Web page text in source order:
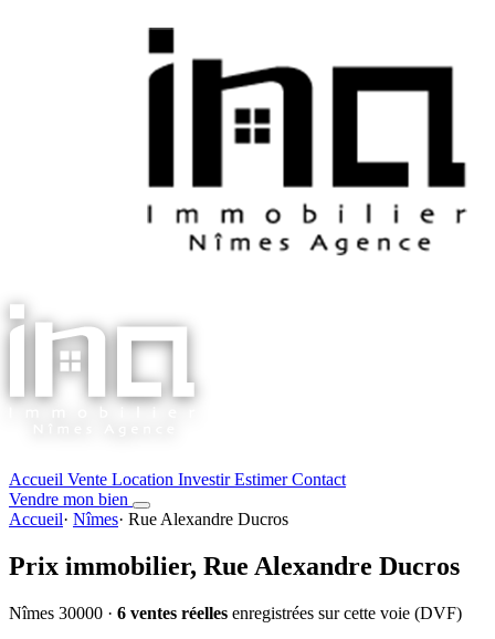
Accueil Vente Location InvestirEstimerContact
Vendre mon bien
Accueil· Nîmes· Rue Alexandre Ducros
Prix immobilier, Rue Alexandre Ducros
Nîmes 30000 · 6 ventes réelles enregistrées sur cette voie (DVF)